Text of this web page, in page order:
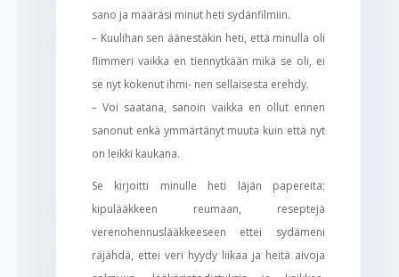
sano ja määräsi minut heti sydänfilmiin.
– Kuulihan sen äänestäkin heti, että minulla oli
flimmeri vaikka en tiennytkään mikä se oli, ei
se nyt kokenut ihmi- nen sellaisesta erehdy.
– Voi saatana, sanoin vaikka en ollut ennen
sanonut enkä ymmärtänyt muuta kuin että nyt
on leikki kaukana.
Se kirjoitti minulle heti läjän papereita:
kipulääkkeen reumaan, reseptejä
verenohennuslääkkeeseen ettei sydämeni
räjähdä, ettei veri hyydy liikaa ja heitä aivoja